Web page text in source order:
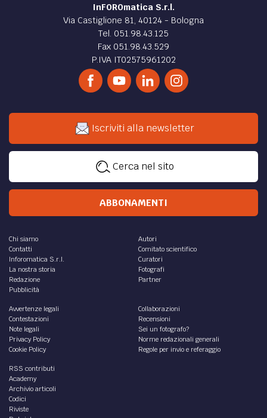
InFOROmatica S.r.l.
Via Castiglione 81, 40124 - Bologna
Tel. 051.98.43.125
Fax 051.98.43.529
P.IVA IT02575961202
Iscriviti alla newsletter
Cerca nel sito
ABBONAMENTI
Chi siamo
Contatti
Inforomatica S.r.l.
La nostra storia
Redazione
Pubblicità
Autori
Comitato scientifico
Curatori
Fotografi
Partner
Avvertenze legali
Contestazioni
Note legali
Privacy Policy
Cookie Policy
Collaborazioni
Recensioni
Sei un fotografo?
Norme redazionali generali
Regole per invio e referaggio
RSS contributi
Academy
Archivio articoli
Codici
Riviste